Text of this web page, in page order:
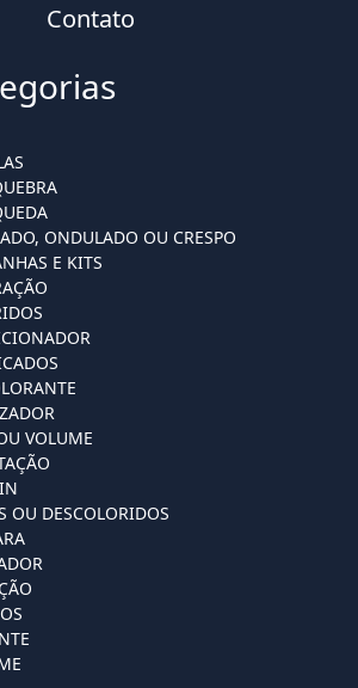
Contato
ONDULADO OU CRESPO
E KITS
VOLUME
OU DESCOLORIDOS